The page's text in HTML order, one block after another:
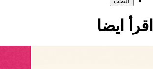
اقرأ ايضا